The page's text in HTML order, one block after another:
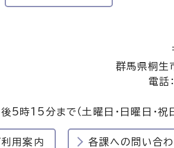
群馬県桐
電
5時15分まで（土曜日・日曜日・祝
用案内 各課への問い合わ